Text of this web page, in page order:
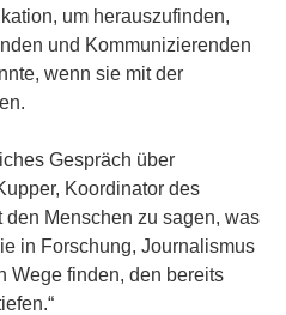
e
u
e
e
n
s
t
e
ö
f
f
t
i
n
n
e
u
um herauszufinden,
und Kommunizierenden
wenn sie mit der
Gespräch über
Koordinator des
den Menschen zu sagen, was
in Forschung, Journalismus
Wege finden, den bereits